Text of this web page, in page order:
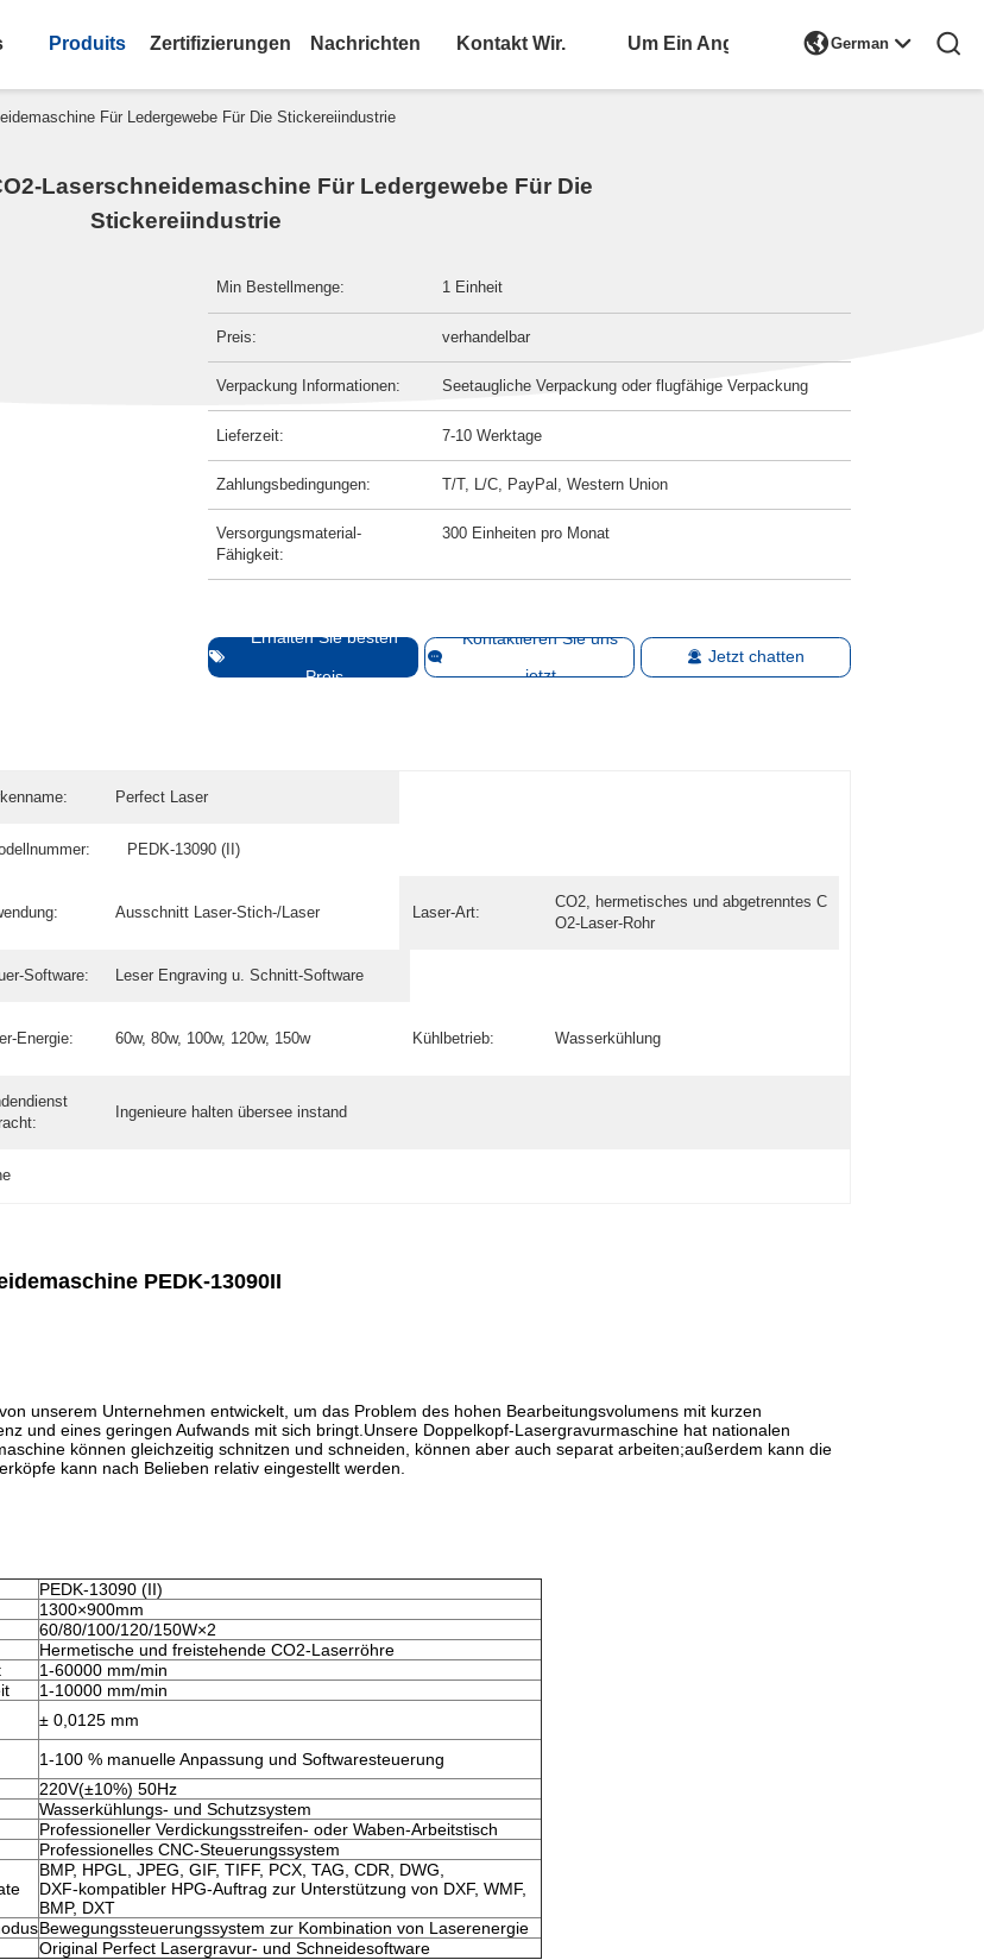
Produits Zertifizierungen Nachrichten Kontakt Wir. Bitte Um Ein Angebot German 
Für Ledergewebe Für Die Stickereiindustrie
Laserschneidemaschine Für Ledergewebe Für Die
Stickereiindustrie
Min Bestellmenge: 1 Einheit
Preis: verhandelbar
Verpackung Informationen: Seetaugliche Verpackung oder flugfähige Verpackung
Lieferzeit: 7-10 Werktage
Zahlungsbedingungen: T/T, L/C, PayPal, Western Union
Versorgungsmaterial-
Fähigkeit:
300 Einheiten pro Monat
Erhalten Sie besten
Preis
Kontaktieren Sie uns
jetzt
Jetzt chatten
Perfect Laser
PEDK-13090 (II)
Ausschnitt Laser-Stich-/Laser Laser-Art:
CO2, hermetisches und abgetrenntes C
O2-Laser-Rohr
Software: Leser Engraving u. Schnitt-Software
Energie: 60w, 80w, 100w, 120w, 150w Kühlbetrieb: Wasserkühlung
Ingenieure halten übersee instand
PEDK-13090II
unserem Unternehmen entwickelt, um das Problem des hohen Bearbeitungsvolumens mit kurzen
und eines geringen Aufwands mit sich bringt.Unsere Doppelkopf-Lasergravurmaschine hat nationalen
können gleichzeitig schnitzen und schneiden, können aber auch separat arbeiten;außerdem kann die
kann nach Belieben relativ eingestellt werden.
PEDK-13090 (II)
1300×900mm
60/80/100/120/150W×2
Hermetische und freistehende CO2-Laserröhre
1-60000 mm/min
1-10000 mm/min
± 0,0125 mm
1-100 % manuelle Anpassung und Softwaresteuerung
220V(±10%) 50Hz
Wasserkühlungs- und Schutzsystem
Professioneller Verdickungsstreifen- oder Waben-Arbeitstisch
Professionelles CNC-Steuerungssystem
BMP, HPGL, JPEG, GIF, TIFF, PCX, TAG, CDR, DWG,
DXF-kompatibler HPG-Auftrag zur Unterstützung von DXF, WMF,
BMP, DXT
Bewegungssteuerungssystem zur Kombination von Laserenergie
Original Perfect Lasergravur- und Schneidesoftware